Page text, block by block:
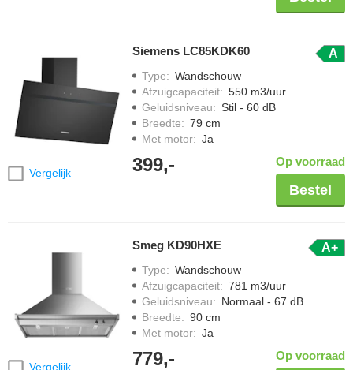
Vergelijk
Siemens LC85KDK60 A
Type: Wandschouw
Afzuigcapaciteit: 550 m3/uur
Geluidsniveau: Stil - 60 dB
Breedte: 79 cm
Met motor: Ja
399,- Op voorraad
Bestel
Vergelijk
Smeg KD90HXE A+
Type: Wandschouw
Afzuigcapaciteit: 781 m3/uur
Geluidsniveau: Normaal - 67 dB
Breedte: 90 cm
Met motor: Ja
779,- Op voorraad